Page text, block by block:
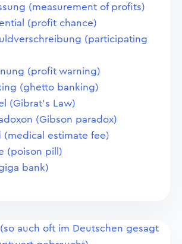
(measurement of profits)
(profit chance)
(participating
(profit warning)
(ghetto banking)
(Gibrat's Law)
(Gibson paradox)
(medical estimate fee)
(poison pill)
bank)
auch oft im Deutschen gesagt